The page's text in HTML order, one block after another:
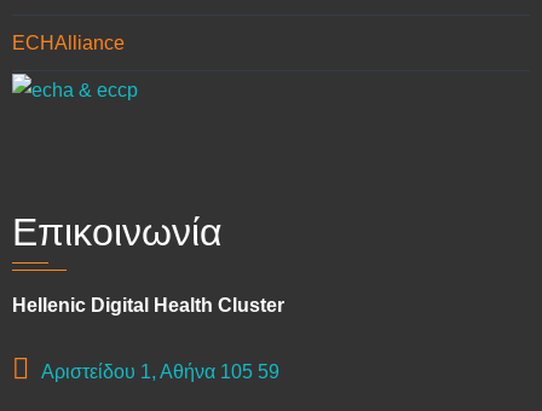
ECHAlliance
Επικοινωνία
Hellenic Digital Health Cluster
Αριστείδου 1, Αθήνα 105 59